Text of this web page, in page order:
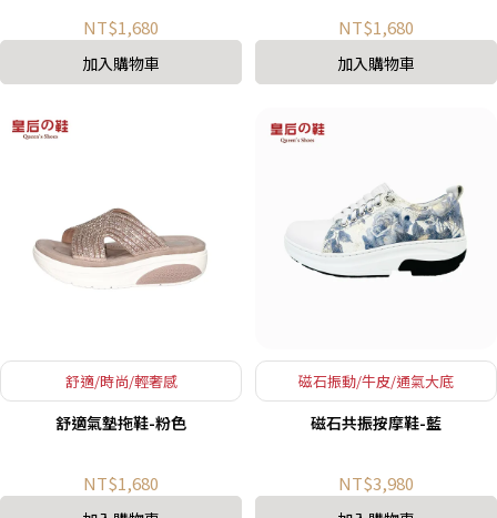
NT$1,680
加入購物車
NT$1,680
加入購物車
舒適/時尚/輕奢感
舒適氣墊拖鞋-粉色
NT$1,680
磁石振動/牛皮/通氣大底
磁石共振按摩鞋-藍
NT$3,980